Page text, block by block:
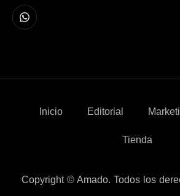
Copyright © Amado. Todos los
Inicio Editorial
Tienda